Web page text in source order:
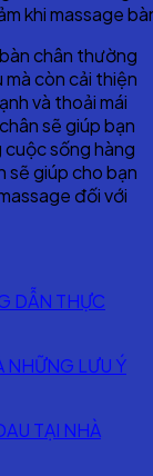
khi massage
chân thường
mà còn cải thiện
và thoải mái
sẽ giúp bạn
sống hàng
sẽ giúp cho bạn
đối với
DẪN THỰC
NHỮNG LƯU Ý
TẠI NHÀ